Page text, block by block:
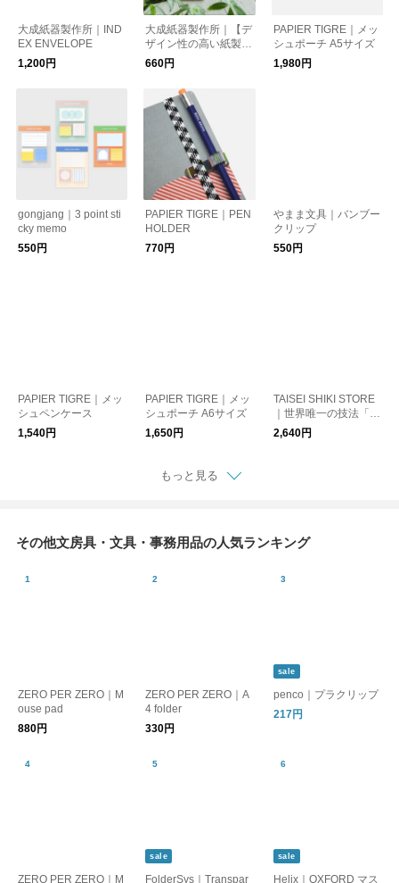
大成紙器製作所｜IND
EX ENVELOPE
1,200円
大成紙器製作所｜【デ
ザイン性の高い紙製書
類入れ】PAPER POC
KETS
660円
PAPIER TIGRE｜メッ
シュポーチ A5サイズ
1,980円
gongjang｜3 point sti
cky memo
550円
PAPIER TIGRE｜PEN
HOLDER
770円
やまま文具｜バンブー
クリップ
550円
PAPIER TIGRE｜メッ
シュペンケース
1,540円
PAPIER TIGRE｜メッ
シュポーチ A6サイズ
1,650円
TAISEI SHIKI STORE
｜世界唯一の技法「浮
き紙」UKIGAMI CAR
D HOLDER / Sazame
2,640円
もっと見る
その他文房具・文具・事務用品の人気ランキング
ZERO PER ZERO｜M
ouse pad
880円
ZERO PER ZERO｜A
4 folder
330円
sale
penco｜プラクリップ
217円
ZERO PER ZERO｜M
sale
FolderSys｜Transpar
sale
Helix｜OXFORD マス